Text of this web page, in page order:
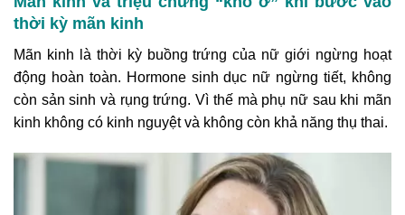
thời kỳ mãn kinh
Mãn kinh là thời kỳ buồng trứng của nữ giới ngừng hoạt
động hoàn toàn. Hormone sinh dục nữ ngừng tiết, không
còn sản sinh và rụng trứng. Vì thế mà phụ nữ sau khi mãn
kinh không có kinh nguyệt và không còn khả năng thụ thai.